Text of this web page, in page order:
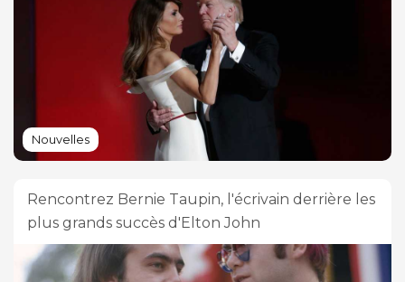
Nouvelles
Rencontrez Bernie Taupin, l'écrivain derrière les
plus grands succès d'Elton John